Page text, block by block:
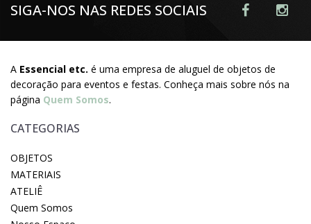
SIGA-NOS NAS REDES SOCIAIS
A Essencial etc. é uma empresa de aluguel de objetos de
decoração para eventos e festas. Conheça mais sobre nós na
página Quem Somos.
CATEGORIAS
OBJETOS
MATERIAIS
ATELIÊ
Quem Somos